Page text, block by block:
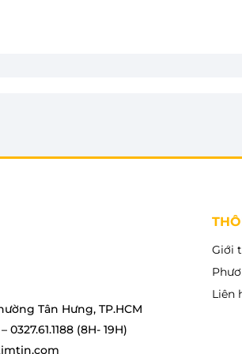
SR-GA721WRA sở hữu dung tích
cho hơn 6 người. Nhờ sở hữu dung
Tân Hưng, TP.HCM
0327.61.1188 (8H- 19H)
Giới
Liên